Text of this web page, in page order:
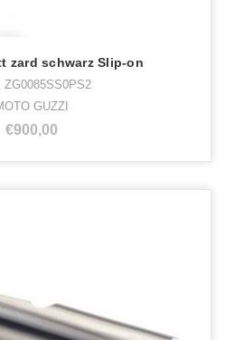
zard schwarz Slip-on
ZG0085SS0PS2
GUZZI
€900,00